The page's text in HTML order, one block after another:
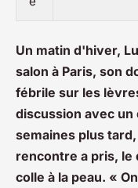
Un matin d'hiver,
salon à Paris, son
fébrile sur les
discussion avec
semaines plus
rencontre a pris, le
colle à la peau. «